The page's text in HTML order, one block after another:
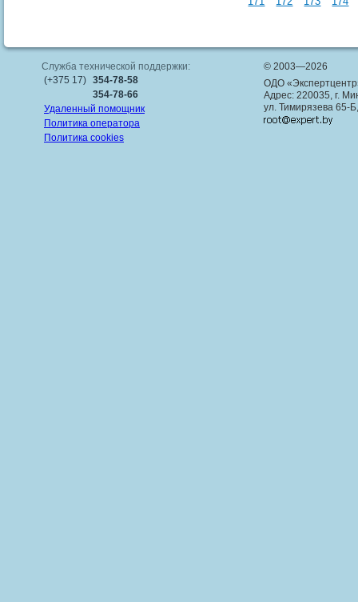
Служба технической поддержки:
(+375 17) 354-78-58
354-78-66
Удаленный помощник
Политика оператора
Политика cookies
© 2003—2026
ОДО
Адрес: 220035, г.
ул. Тимирязева 65-